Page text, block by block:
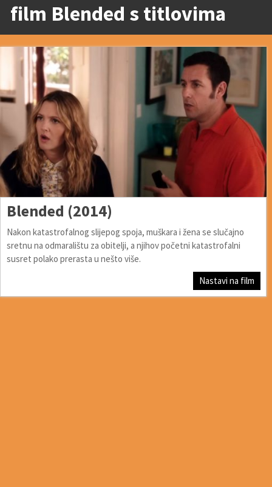
film Blended s titlovima
Blended (2014)
Nakon katastrofalnog slijepog spoja, muškara i žena se slučajno
sretnu na odmaralištu za obitelji, a njihov početni katastrofalni
susret polako prerasta u nešto više.
Nastavi na film